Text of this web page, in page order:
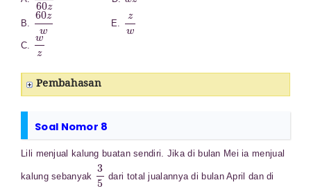
B.
60zw
E.
zw
C.
wz
Pembahasan
Soal Nomor 8
Lili menjual kalung buatan sendiri. Jika di bulan Mei ia menjual
kalung sebanyak
35
dari total jualannya di bulan April dan di